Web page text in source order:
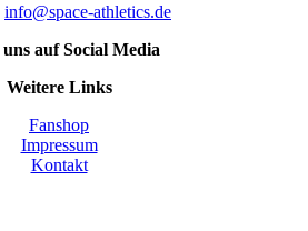
info@space-athletics.de
uns auf Social Media
Weitere Links
Fanshop
Impressum
Kontakt